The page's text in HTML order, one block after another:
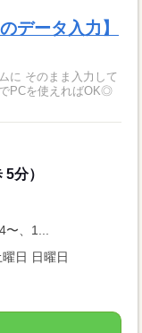
データ入力】
PCを使えればOK◎
分）
、1...
日 日曜日